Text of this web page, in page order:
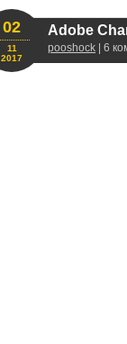
Adobe
pooshock | 6
02
11
2017